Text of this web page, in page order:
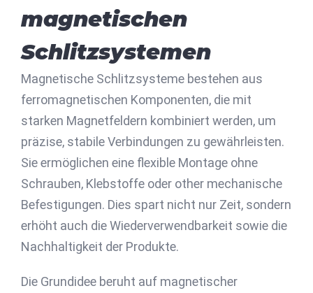
magnetischen
Schlitzsystemen
Magnetische Schlitzsysteme bestehen aus
ferromagnetischen Komponenten, die mit
starken Magnetfeldern kombiniert werden, um
präzise, stabile Verbindungen zu gewährleisten.
Sie ermöglichen eine flexible Montage ohne
Schrauben, Klebstoffe oder other mechanische
Befestigungen. Dies spart nicht nur Zeit, sondern
erhöht auch die Wiederverwendbarkeit sowie die
Nachhaltigkeit der Produkte.
Die Grundidee beruht auf magnetischer